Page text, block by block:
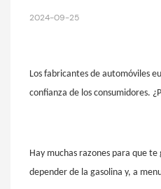
2024-09-25
Los fabricantes de automóviles
confianza de los consumidores.
Hay muchas razones para que
depender de la gasolina y, a